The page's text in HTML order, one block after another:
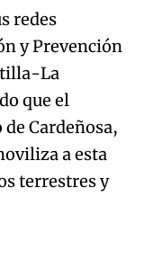
redes
y Prevención
La
que el
Cardeñosa,
a esta
terrestres y